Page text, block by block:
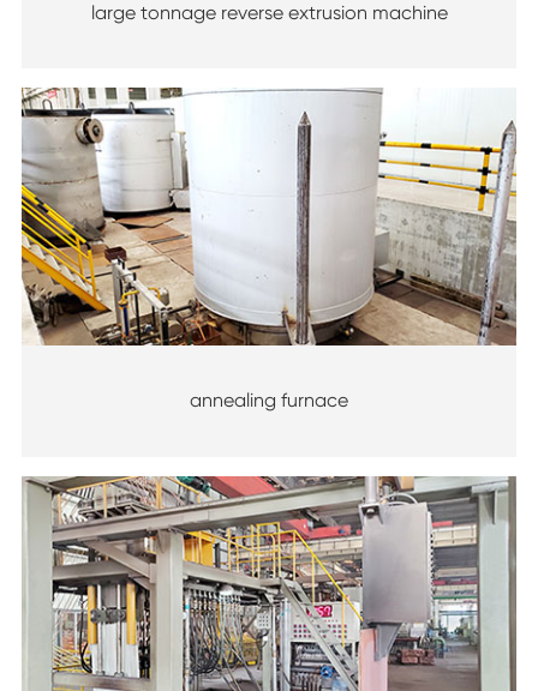
large tonnage reverse extrusion machine
annealing furnace